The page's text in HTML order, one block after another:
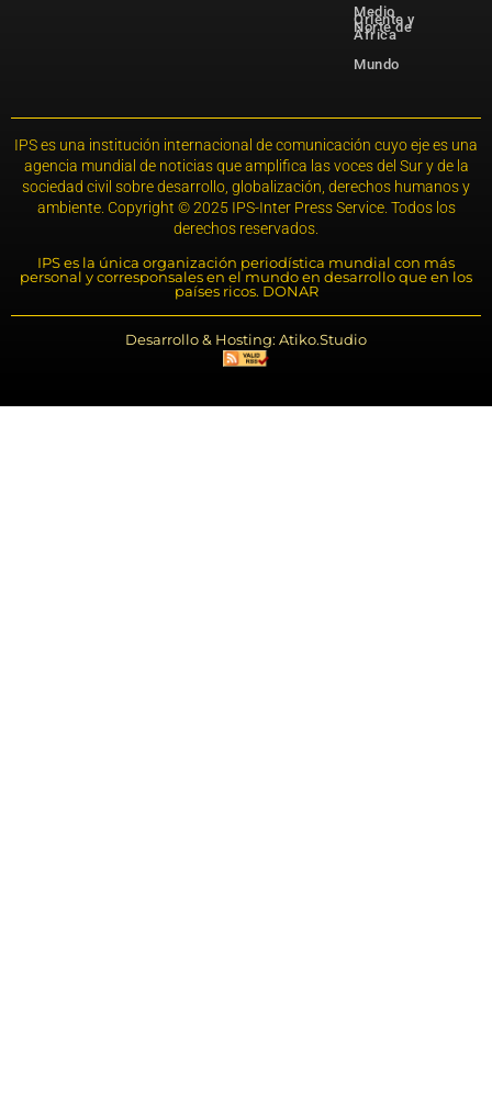
Medio
Oriente y
Norte de
África
Mundo
IPS es una institución internacional de comunicación cuyo eje es una
agencia mundial de noticias que amplifica las voces del Sur y de la
sociedad civil sobre desarrollo, globalización, derechos humanos y
ambiente. Copyright © 2025 IPS-Inter Press Service. Todos los
derechos reservados.
IPS es la única organización periodística mundial con más
personal y corresponsales en el mundo en desarrollo que en los
países ricos. DONAR
Desarrollo & Hosting: Atiko.Studio